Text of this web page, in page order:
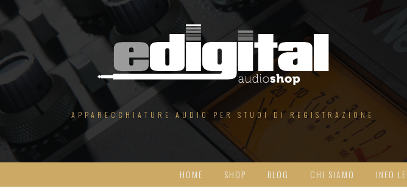
Salta
al
contenuto
APPARECCHIATURE AUDIO PER STUDI DI REGISTRAZIONE
HOME SHOP BLOG CHI SIAMO INFO